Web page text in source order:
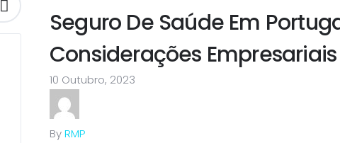
Seguro De Saúde Em
Considerações Empresariais
10 Outubro, 2023
ByRMP